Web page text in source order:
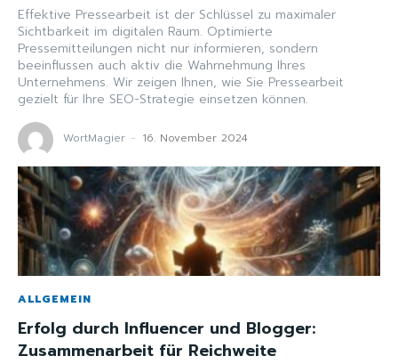
Effektive Pressearbeit ist der Schlüssel zu maximaler
Sichtbarkeit im digitalen Raum. Optimierte
Pressemitteilungen nicht nur informieren, sondern
beeinflussen auch aktiv die Wahrnehmung Ihres
Unternehmens. Wir zeigen Ihnen, wie Sie Pressearbeit
gezielt für Ihre SEO-Strategie einsetzen können.
WortMagier - 16. November 2024
ALLGEMEIN
Erfolg durch Influencer und Blogger:
Zusammenarbeit für Reichweite